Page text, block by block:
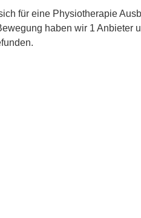
für eine Physiotherapie
haben wir 1 Anbieter